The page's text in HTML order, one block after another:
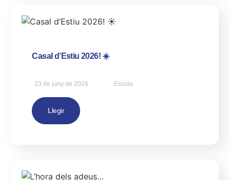
Casal d’Estiu 2026! ☀️
23 de juny de 2026 Escola
Llegir